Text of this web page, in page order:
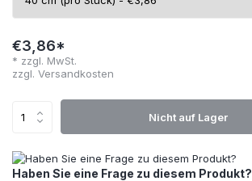
€3,86*
* zzgl. MwSt.
zzgl. Versandkosten
Nicht auf Lager
Haben Sie eine Frage zu diesem Produkt?